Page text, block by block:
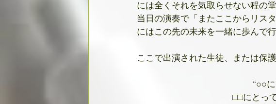
には全くそれを気取らせない程の
当日の演奏で「またここからリス
にはこの先の未来を一緒に歩んで
ここで出演された生徒、または保
“○○
□□にとっ